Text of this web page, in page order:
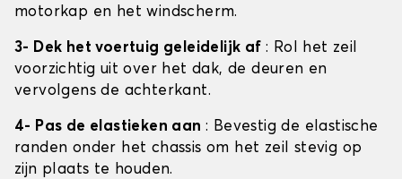
motorkap en het windscherm.
3- Dek het voertuig geleidelijk af : Rol het zeil
voorzichtig uit over het dak, de deuren en
vervolgens de achterkant.
4- Pas de elastieken aan : Bevestig de elastische
randen onder het chassis om het zeil stevig op
zijn plaats te houden.